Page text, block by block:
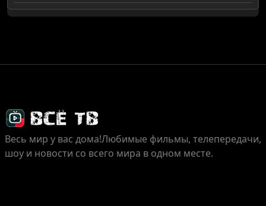
Весь мир у вас дома!Любимые фильмы, телепередачи,
шоу и новости со всего мира в одном месте.